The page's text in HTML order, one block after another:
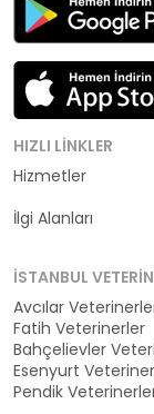
HIZLI LINKLER
Hizmetler
İlgi Alanları
İSTANBUL
Avcılar
Fatih Veterinerler
Bahçelievler
Esenyurt
Pendik